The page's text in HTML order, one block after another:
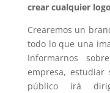
crear cualquier
Crearemos un
todo lo que una
Informarnos
empresa,
público irá